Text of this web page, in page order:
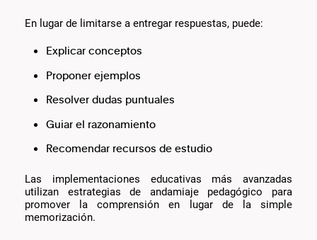
En lugar de limitarse a entregar respuestas, puede:
Explicar conceptos
Proponer ejemplos
Resolver dudas puntuales
Guiar el razonamiento
Recomendar recursos de estudio
Las implementaciones educativas más avanzadas
utilizan estrategias de andamiaje pedagógico para
promover la comprensión en lugar de la simple
memorización.